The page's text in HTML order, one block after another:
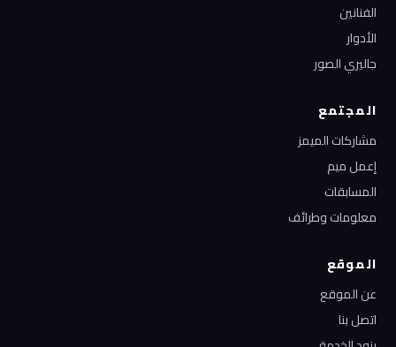
الفنانين
الأدوار
جاليري الصور
المجتمع
مشاركات الميمز
إعمل ميم
المسابقات
معلومات وطرائف
الموقع
عن الموقع
اتصل بنا